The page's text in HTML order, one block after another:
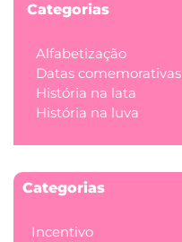
Categorias
Alfabetização
Datas comemorativas
História na lata
História na luva
Categorias
Incentivo